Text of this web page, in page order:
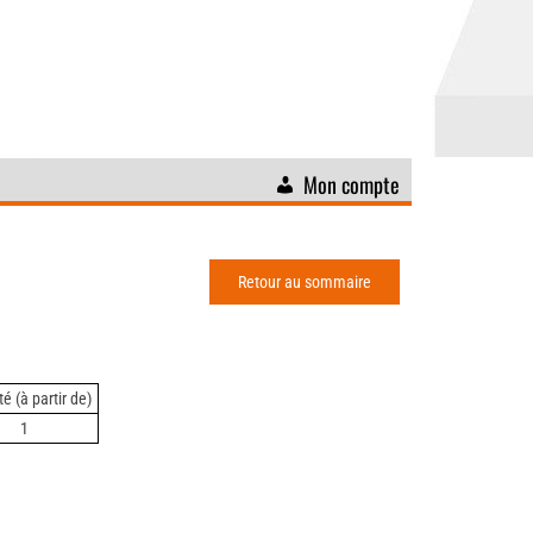
Mon compte
Retour au sommaire
(à partir de)
1